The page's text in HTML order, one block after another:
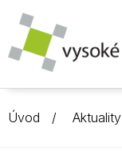
Úvod Aktuality